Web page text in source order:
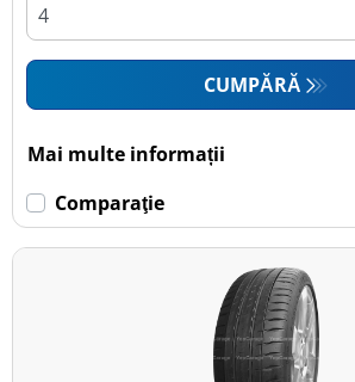
CUMPĂRĂ
Mai multe informații
Comparaţie